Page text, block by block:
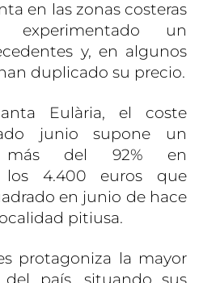
en las zonas costeras
un
y, en algunos
duplicado su precio.
Eulària, el coste
junio supone un
más del 92% en
los 4.400 euros que
en junio de hace
pitiusa.
protagoniza la mayor